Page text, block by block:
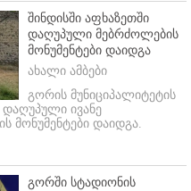
შინდისში აფხაზეთში
დაღუპული მებრძოლების
მონუმენტები დაიდგა
ახალი ამბები
გორის მუნიციპალიტეტის
ივანე
მონუმენტები დაიდგა.
გორში სტადიონის